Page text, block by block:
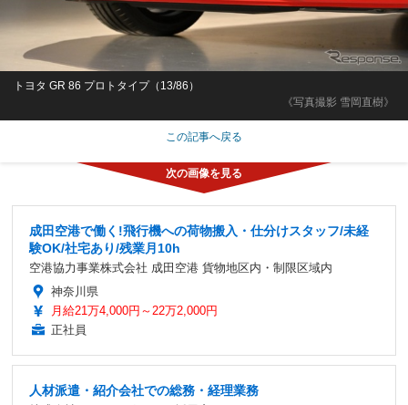
《写真撮影 雪岡直樹》
トヨタ GR 86 プロトタイプ（13/86）
この記事へ戻る
成田空港で働く!飛行機への荷物搬入・仕分けスタッフ/未経
験OK/社宅あり/残業月10h
空港協力事業株式会社 成田空港 貨物地区内・制限区域内
神奈川県
月給21万4,000円～22万2,000円
正社員
人材派遣・紹介会社での総務・経理業務